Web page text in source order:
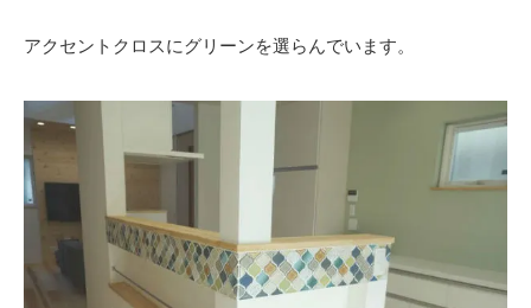
アクセントクロスにグリーンを選らんでいます。